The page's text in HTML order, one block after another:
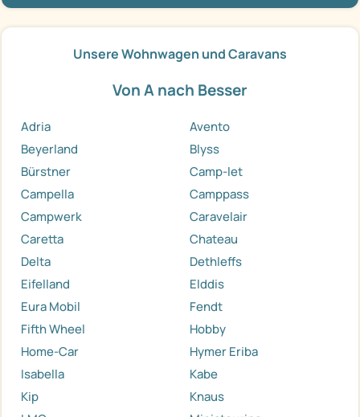
Unsere Wohnwagen und Caravans
Von A nach Besser
Adria
Avento
Beyerland
Blyss
Bürstner
Camp-let
Campella
Camppass
Campwerk
Caravelair
Caretta
Chateau
Delta
Dethleffs
Eifelland
Elddis
Eura Mobil
Fendt
Fifth Wheel
Hobby
Home-Car
Hymer Eriba
Isabella
Kabe
Kip
Knaus